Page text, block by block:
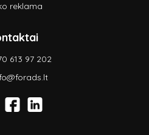
reklama
613 97 202